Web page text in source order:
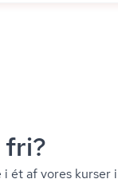
fri?
ét af vores kurser i